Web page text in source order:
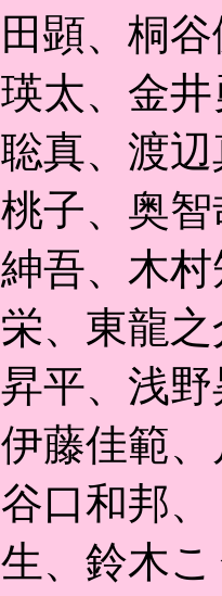
顕、桐
太、金
真、渡
子、奥
吾、木
、東龍
平、浅
藤佳範
口和邦
、鈴木